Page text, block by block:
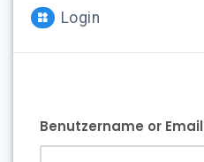
Login
Benutzername or Email